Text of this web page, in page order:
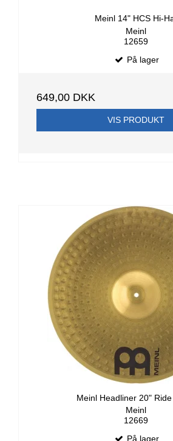
Meinl 14" HCS Hi-
Meinl
12659
På lager
649,00 DKK
VIS PRODUKT
Meinl Headliner 20"
Meinl
12669
På lager